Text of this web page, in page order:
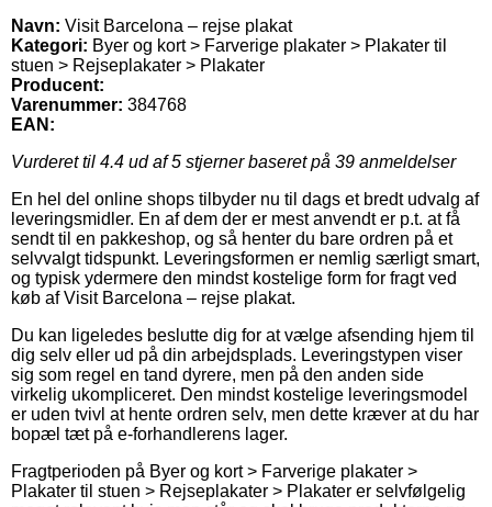
Navn: Visit Barcelona – rejse plakat
Kategori: Byer og kort > Farverige plakater > Plakater til
stuen > Rejseplakater > Plakater
Producent:
Varenummer: 384768
EAN:
Vurderet til 4.4 ud af 5 stjerner baseret på 39 anmeldelser
En hel del online shops tilbyder nu til dags et bredt udvalg af
leveringsmidler. En af dem der er mest anvendt er p.t. at få
sendt til en pakkeshop, og så henter du bare ordren på et
selvvalgt tidspunkt. Leveringsformen er nemlig særligt smart,
og typisk ydermere den mindst kostelige form for fragt ved
køb af Visit Barcelona – rejse plakat.
Du kan ligeledes beslutte dig for at vælge afsending hjem til
dig selv eller ud på din arbejdsplads. Leveringstypen viser
sig som regel en tand dyrere, men på den anden side
virkelig ukompliceret. Den mindst kostelige leveringsmodel
er uden tvivl at hente ordren selv, men dette kræver at du har
bopæl tæt på e-forhandlerens lager.
Fragtperioden på Byer og kort > Farverige plakater >
Plakater til stuen > Rejseplakater > Plakater er selvfølgelig